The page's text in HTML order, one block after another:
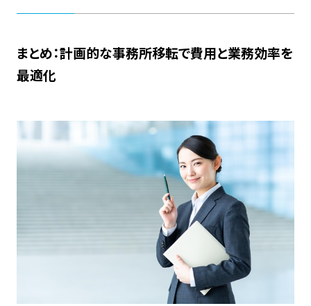
まとめ：計画的な事務所移転で費用と業務効率を
最適化